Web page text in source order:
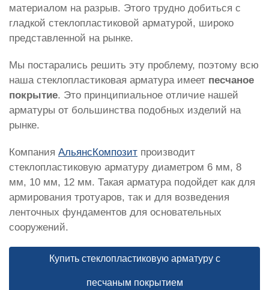
материалом на разрыв. Этого трудно добиться с
гладкой стеклопластиковой арматурой, широко
представленной на рынке.
Мы постарались решить эту проблему, поэтому всю
наша стеклопластиковая арматура имеет песчаное
покрытие. Это принципиальное отличие нашей
арматуры от большинства подобных изделий на
рынке.
Компания АльянсКомпозит производит
стеклопластиковую арматуру диаметром 6 мм, 8
мм, 10 мм, 12 мм. Такая арматура подойдет как для
армирования тротуаров, так и для возведения
ленточных фундаментов для основательных
сооружений.
Купить стеклопластиковую арматуру с
песчаным покрытием